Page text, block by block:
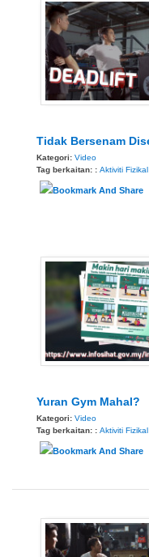
Tidak Bersenam
Kategori: Video
Tag berkaitan: : Aktiviti Fizikal
Yuran Gym Mahal?
Kategori: Video
Tag berkaitan: : Aktiviti Fizikal